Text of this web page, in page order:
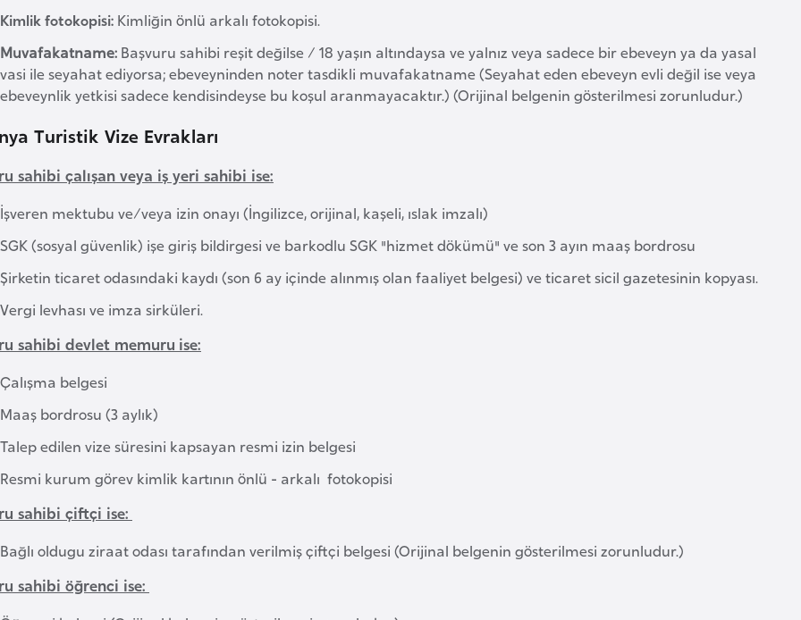
Kimlik fotokopisi: Kimliğin önlü arkalı fotokopisi.
Muvafakatname: Başvuru sahibi reşit değilse / 18 yaşın altındaysa ve yalnız veya sadece bir ebeveyn ya da yasal
vasi ile seyahat ediyorsa; ebeveyninden noter tasdikli muvafakatname (Seyahat eden ebeveyn evli değil ise veya
ebeveynlik yetkisi sadece kendisindeyse bu koşul aranmayacaktır.) (Orijinal belgenin gösterilmesi zorunludur.)
Turistik Vize Evrakları
sahibi çalışan veya iş yeri sahibi ise:
İşveren mektubu ve/veya izin onayı (İngilizce, orijinal, kaşeli, ıslak imzalı)
SGK (sosyal güvenlik) işe giriş bildirgesi ve barkodlu SGK "hizmet dökümü" ve son 3 ayın maaş bordrosu
Şirketin ticaret odasındaki kaydı (son 6 ay içinde alınmış olan faaliyet belgesi) ve ticaret sicil gazetesinin kopyası.
Vergi levhası ve imza sirküleri.
sahibi devlet memuru ise:
Çalışma belgesi
Maaş bordrosu (3 aylık)
Talep edilen vize süresini kapsayan resmi izin belgesi
Resmi kurum görev kimlik kartının önlü - arkalı fotokopisi
sahibi çiftçi ise:
Bağlı oldugu ziraat odası tarafından verilmiş çiftçi belgesi (Orijinal belgenin gösterilmesi zorunludur.)
sahibi öğrenci ise: